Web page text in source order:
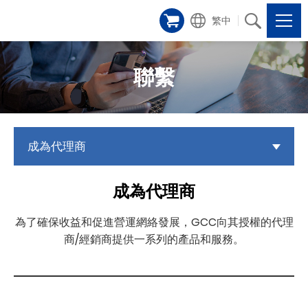
繁中
聯繫
成為代理商
成為代理商
為了確保收益和促進營運網絡發展，GCC向其授權的代理
商/經銷商提供一系列的產品和服務。